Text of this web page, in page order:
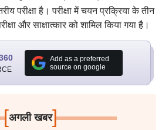
परीक्षा है। परीक्षा में चयन प्रक्रिया के तीन
और साक्षात्कार को शामिल किया गया है।
Add as a preferred
source on google
[अगली खबर]